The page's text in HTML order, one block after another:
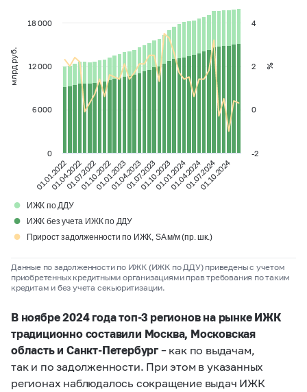
млрд руб. %
01.01.202201.07.202201.01.202301.07.202301.01.202401.07.2024
01.04.202201.10.202201.04.202301.10.202301.04.202401.10.2024
0
6 000
12 000
18 000
-2
0
2
4
● ИЖК по ДДУ
● ИЖК без учета ИЖК по ДДУ
● Прирост задолженности по ИЖК, SA м/м (пр. шк.)
Данные по задолженности по ИЖК (ИЖК по ДДУ) приведены с учетом
приобретенных кредитными организациями прав требования по таким
кредитам и без учета секьюритизации.
В ноябре 2024 года топ-3 регионов на рынке ИЖК
традиционно составили Москва, Московская
область и Санкт-Петербург–как по выдачам,
так и по задолженности. При этом в указанных
регионах наблюдалось сокращение выдач ИЖК